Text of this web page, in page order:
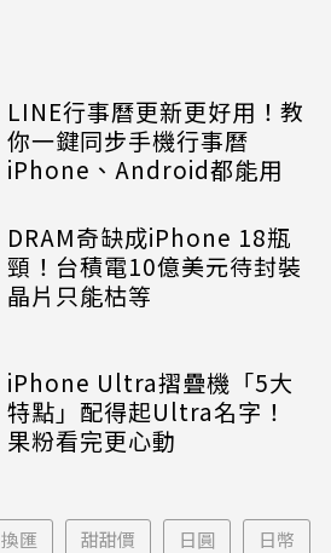
LINE行事曆更新更好用！教
你一鍵同步手機行事曆
iPhone、Android都能用
DRAM奇缺成iPhone 18瓶
頸！台積電10億美元待封裝
晶片只能枯等
iPhone Ultra摺疊機「5大
特點」配得起Ultra名字！
果粉看完更心動
換匯 甜甜價 日圓 日幣